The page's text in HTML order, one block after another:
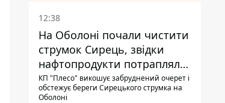
12:38
На Оболоні почали чистити
струмок Сирець, звідки
нафтопродукти потрапляли
до озер
КП "Плесо" викошує забруднений очерет і
обстежує береги Сирецького струмка на
Оболоні